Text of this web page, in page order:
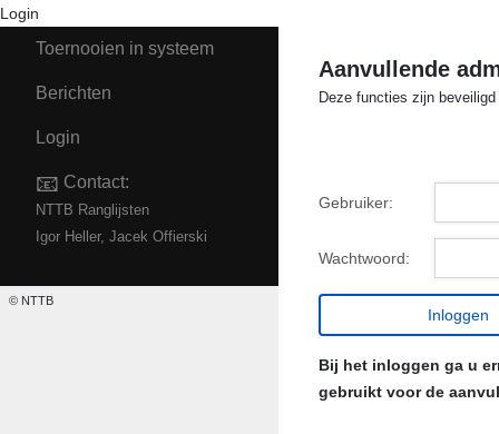
Login
Toernooien in systeem
Berichten
Login
📧 Contact:
NTTB Ranglijsten
Igor Heller, Jacek Offierski
© NTTB
Aanvullende
Deze functies zijn
Gebruiker:
Wachtwoord:
Bij het inloggen ga u
gebruikt voor de